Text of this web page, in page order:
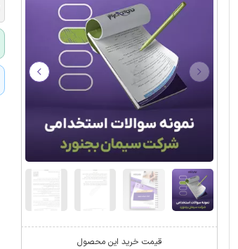
قیمت خرید این محصول